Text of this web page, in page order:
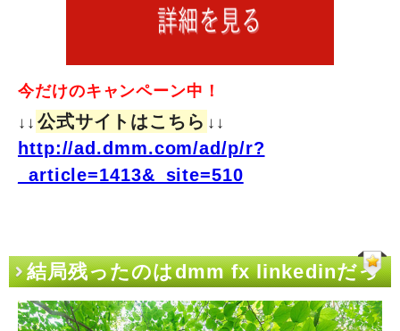
今だけのキャンペーン中！
↓↓ 公式サイトはこちら ↓↓
http://ad.dmm.com/ad/p/r?
_article=1413&_site=510
結局残ったのはdmm fx linkedinだっ
た